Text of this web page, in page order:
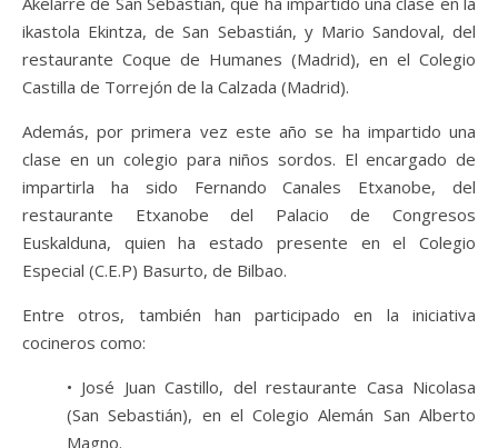
ikastola Ekintza, de San Sebastián, y Mario Sandoval, del
restaurante Coque de Humanes (Madrid), en el Colegio
Castilla de Torrejón de la Calzada (Madrid).
Además, por primera vez este año se ha impartido una
clase en un colegio para niños sordos. El encargado de
impartirla ha sido Fernando Canales Etxanobe, del
restaurante Etxanobe del Palacio de Congresos
Euskalduna, quien ha estado presente en el Colegio
Especial (C.E.P) Basurto, de Bilbao.
Entre otros, también han participado en la iniciativa
cocineros como:
• José Juan Castillo, del restaurante Casa Nicolasa
(San Sebastián), en el Colegio Alemán San Alberto
Magno.